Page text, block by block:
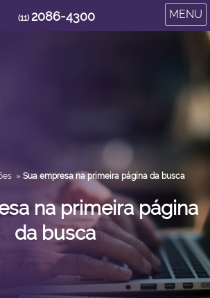
MENU
(11) 2086-4300
» Sua empresa na primeira página da busca
na primeira página
da busca